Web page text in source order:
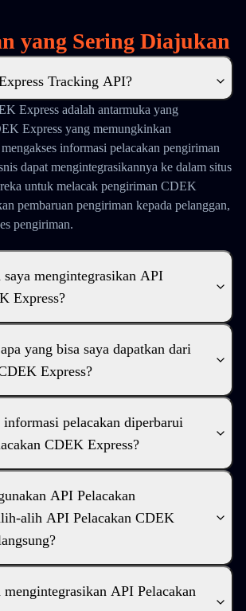
yang Sering Diajukan
Tracking API?
Express adalah antarmuka yang
Express yang memungkinkan
informasi pelacakan pengiriman
dapat mengintegrasikannya ke dalam situs
untuk melacak pengiriman CDEK
pembaruan pengiriman kepada pelanggan,
pengiriman.
saya mengintegrasikan API
Express?
yang bisa saya dapatkan dari
Express?
informasi pelacakan diperbarui
CDEK Express?
API Pelacakan
alih API Pelacakan CDEK
mengintegrasikan API Pelacakan